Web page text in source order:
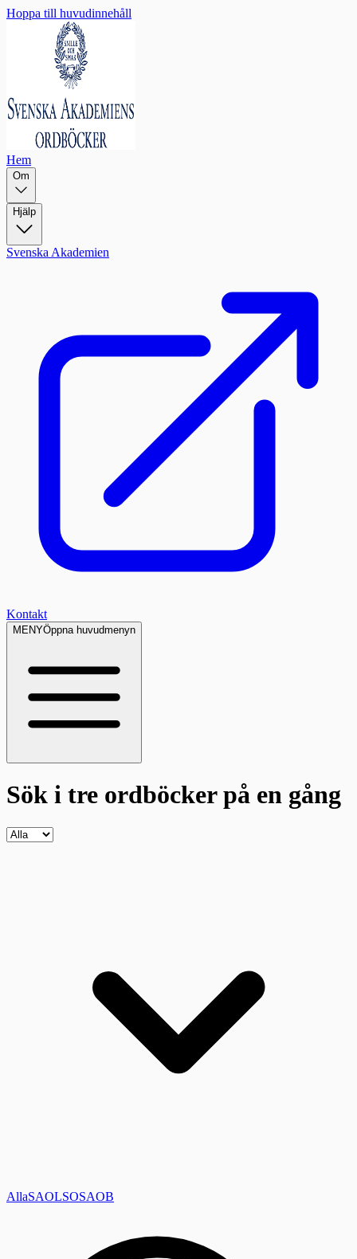
Hoppa till huvudinnehåll
Hem
Om
Hjälp
Svenska Akademien
Kontakt
MENYÖppna huvudmenyn
Sök i tre ordböckerpå en gång
AllaSAOLSOSAOB